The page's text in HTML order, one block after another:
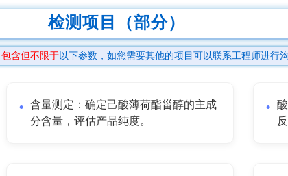
检测项目（部分）
包含但不限于以下参数，如您需要其他的项目可以联系工程师进行沟
含量测定：确定己酸薄荷酯甾醇的主成
分含量，评估产品纯度。